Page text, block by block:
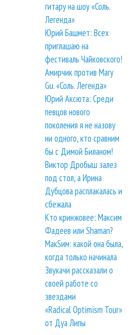
гитару на шоу «Соль.
Легенда»
Юрий Башмет: Всех
приглашаю на
фестиваль Чайковского!
Амирчик против Mary
Gu. «Соль. Легенда»
Юрий Аксюта: Среди
певцов нового
поколения я не назову
ни одного, кто сравним
бы с Димой Биланом!
Виктор Дробыш залез
под стол, а Ирина
Дубцова расплакалась и
сбежала
Кто кринжовее: Максим
Фадеев или Shaman?
МакSим: какой она была,
когда только начинала
Звукачи рассказали о
своей работе со
звездами
«Radical Optimism Tour»
от Дуа Липы